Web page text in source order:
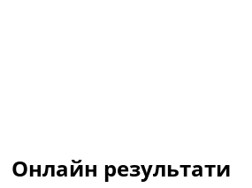
Онлайн результати